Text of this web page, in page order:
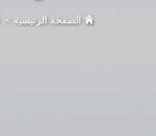
الصفحة الرئيسية >